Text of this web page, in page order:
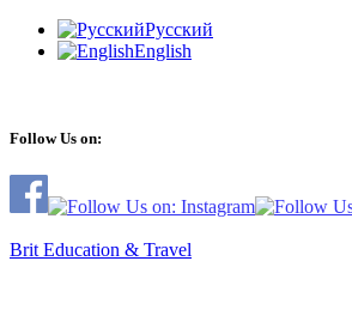
Русский
English
Follow Us on:
Brit Education & Travel